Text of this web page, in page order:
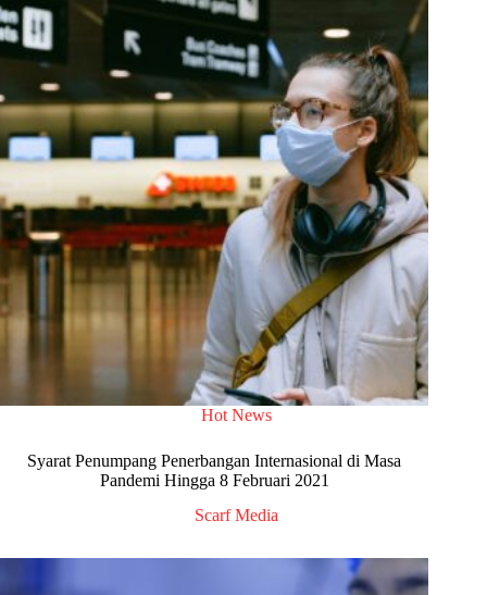
Hot News
Syarat Penumpang Penerbangan Internasional di Masa
Pandemi Hingga 8 Februari 2021
Scarf Media